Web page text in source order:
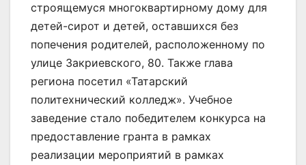
строящемуся многоквартирному дому для
детей-сирот и детей, оставшихся без
попечения родителей, расположенному по
улице Закриевского, 80. Также глава
региона посетил «Татарский
политехнический колледж». Учебное
заведение стало победителем конкурса на
предоставление гранта в рамках
реализации мероприятий в рамках